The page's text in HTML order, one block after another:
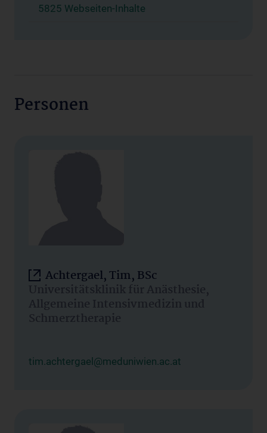
5825 Webseiten-Inhalte
Personen
Achtergael, Tim, BSc
Universitätsklinik für Anästhesie,
Allgemeine Intensivmedizin und
Schmerztherapie
tim.achtergael@meduniwien.ac.at